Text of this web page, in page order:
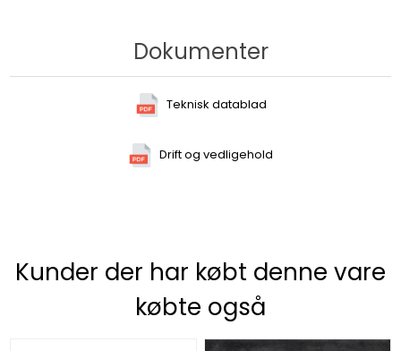
Dokumenter
Teknisk datablad
Drift og vedligehold
Kunder der har købt denne vare
købte også